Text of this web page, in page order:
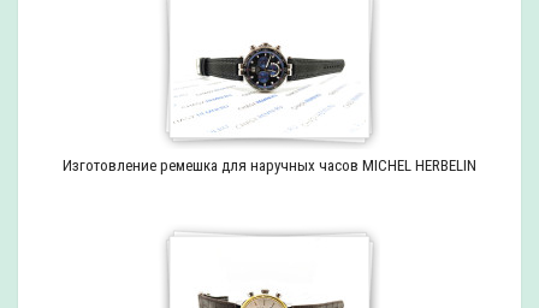
Изготовление ремешка для наручных часов MICHEL HERBELIN